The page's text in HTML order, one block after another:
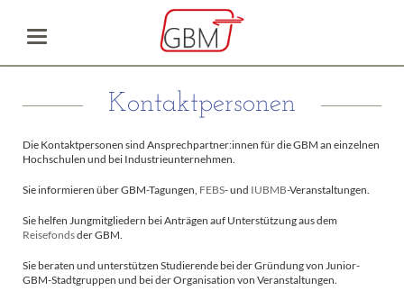
Kontaktpersonen
Die Kontaktpersonen sind Ansprechpartner:innen für die GBM an einzelnen
Hochschulen und bei Industrieunternehmen.
Sie informieren über GBM-Tagungen, FEBS- und IUBMB-Veranstaltungen.
Sie helfen Jungmitgliedern bei Anträgen auf Unterstützung aus dem
Reisefondsder GBM.
Sie beraten und unterstützen Studierende bei der Gründung von Junior-
GBM-Stadtgruppen und bei der Organisation von Veranstaltungen.